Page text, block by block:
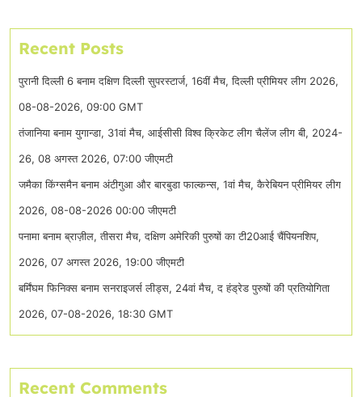
Recent Posts
पुरानी दिल्ली 6 बनाम दक्षिण दिल्ली सुपरस्टार्ज, 16वीं मैच, दिल्ली प्रीमियर लीग 2026,
08-08-2026, 09:00 GMT
तंजानिया बनाम युगान्डा, 31वां मैच, आईसीसी विश्व क्रिकेट लीग चैलेंज लीग बी, 2024-
26, 08 अगस्त 2026, 07:00 जीएमटी
जमैका किंग्समैन बनाम अंटीगुआ और बारबुडा फाल्कन्स, 1वां मैच, कैरेबियन प्रीमियर लीग
2026, 08-08-2026 00:00 जीएमटी
पनामा बनाम ब्राज़ील, तीसरा मैच, दक्षिण अमेरिकी पुरुषों का टी20आई चैंपियनशिप,
2026, 07 अगस्त 2026, 19:00 जीएमटी
बर्मिंघम फिनिक्स बनाम सनराइजर्स लीड्स, 24वां मैच, द हंड्रेड पुरुषों की प्रतियोगिता
2026, 07-08-2026, 18:30 GMT
Recent Comments